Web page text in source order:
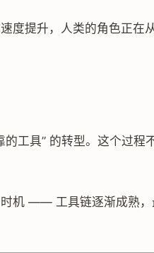
提升，人类的角色正在
的工具” 的转型。这个过程
机 —— 工具链逐渐成熟，